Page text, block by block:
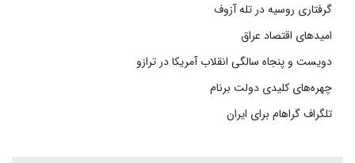
گرفتاری روسیه در تله آزوف
امیدهای اقتصاد عراق
دویست و پنجاه سالگی انقلاب آمریکا در ترازو
چهره‌های کلیدی دولت برنام
تلگراف گراهام برای ایران